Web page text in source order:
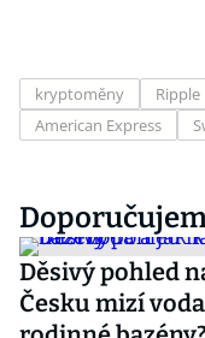
kryptoměny Ripple
American Express
Děsivý pohled
Česku mizí